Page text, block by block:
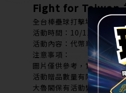
Fight for Taiwan
全台棒壘球打擊場(不含中壢
活動時間：10/11(二)-10/
活動內容：代幣單筆消費
注意事項：
圖片僅供參考，實體贈品以
活動贈品數量有限，送完為
大魯閣保有活動變更、修